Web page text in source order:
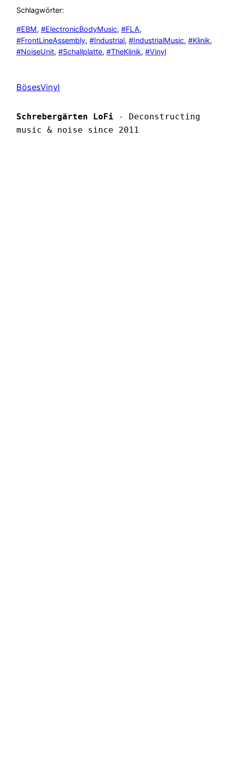
Schlagwörter:
#EBM, #ElectronicBodyMusic, #FLA
#FrontLineAssembly, #Industrial, #IndustrialMusic, #Klinik
#NoiseUnit, #Schallplatte, #TheKlinik, #Vinyl
BösesVinyl
Schrebergärten LoFi - Deconstructing
music & noise since 2011